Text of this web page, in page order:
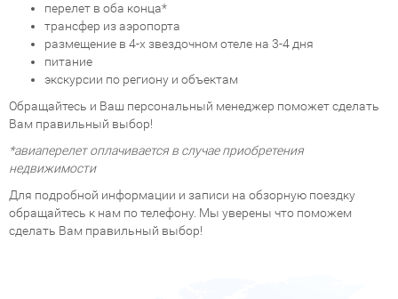
перелет в оба конца*
трансфер из аэропорта
размещение в 4-х звездочном отеле на 3-4 дня
питание
экскурсии по региону и объектам
Обращайтесь и Ваш персональный менеджер поможет сделать
Вам правильный выбор!
*авиаперелет оплачивается в случае приобретения
недвижимости
Для подробной информации и записи на обзорную поездку
обращайтесь к нам по телефону. Мы уверены что поможем
сделать Вам правильный выбор!